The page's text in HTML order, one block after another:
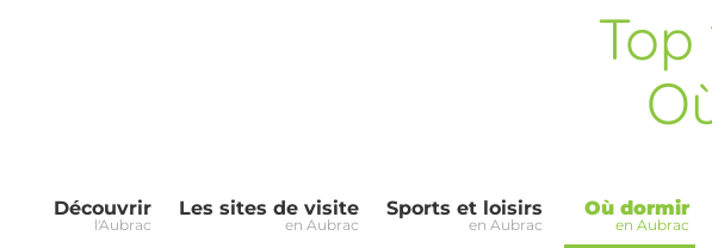
Top
Découvrir
l'Aubrac
Les sites de visite
en Aubrac
Sports et loisirs
en Aubrac
Où dormir
en Aubrac